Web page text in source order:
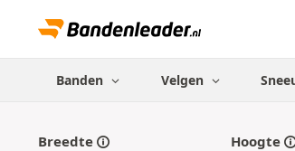
Banden Velgen
Breedte Hoogte